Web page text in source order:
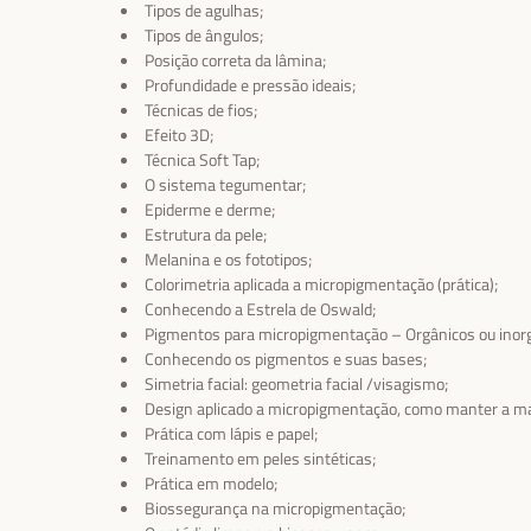
Tipos de agulhas;
Tipos de ângulos;
Posição correta da lâmina;
Profundidade e pressão ideais;
Técnicas de fios;
Efeito 3D;
Técnica Soft Tap;
O sistema tegumentar;
Epiderme e derme;
Estrutura da pele;
Melanina e os fototipos;
Colorimetria aplicada a micropigmentação (prática);
Conhecendo a Estrela de Oswald;
Pigmentos para micropigmentação – Orgânicos ou
Conhecendo os pigmentos e suas bases;
Simetria facial: geometria facial /visagismo;
Design aplicado a micropigmentação, como manter a
Prática com lápis e papel;
Treinamento em peles sintéticas;
Prática em modelo;
Biossegurança na micropigmentação;